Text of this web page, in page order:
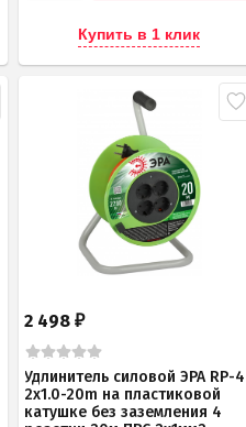
Купить в 1 клик
2 498₽
Удлинитель силовой ЭРА RP-
2x1.0-20m на пластиковой
катушке без заземления 4